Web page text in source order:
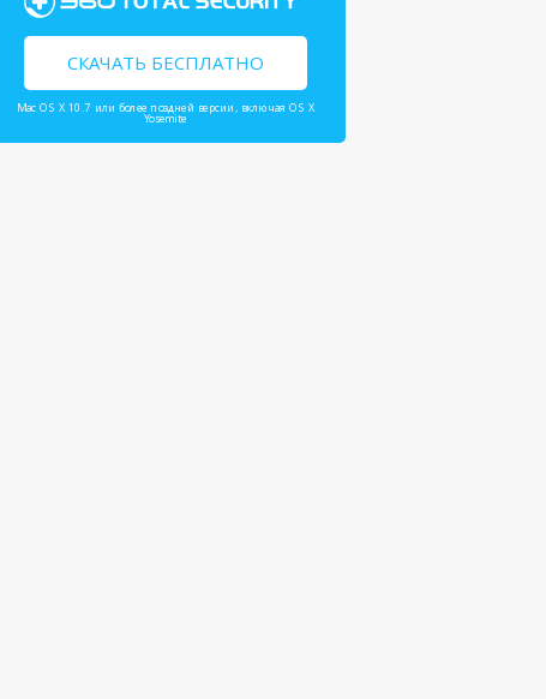
СКАЧАТЬ БЕСПЛАТНО
Mac OS X 10.7 или более поздней версии, включая OS X
Yosemite